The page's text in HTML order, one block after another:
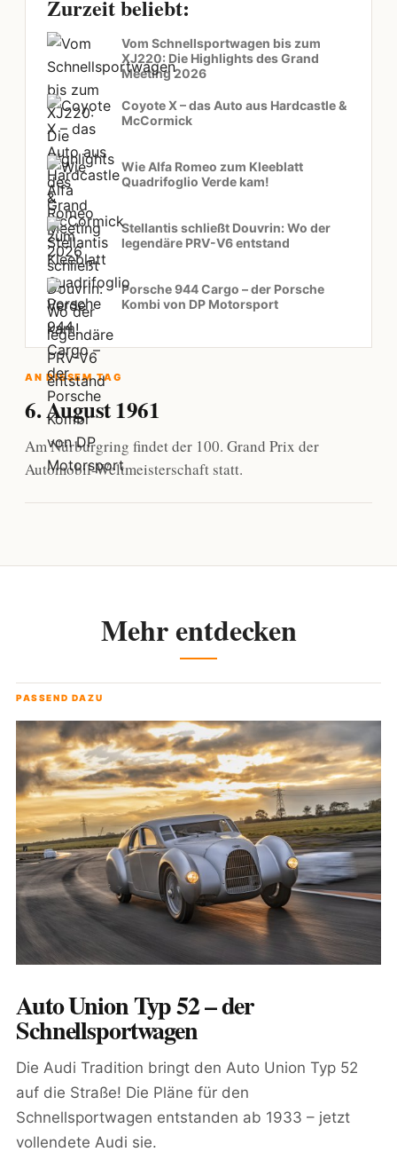
Zurzeit beliebt:
Vom Schnellsportwagen bis zum
XJ220: Die Highlights des Grand
Meeting 2026
Coyote X – das Auto aus Hardcastle &
McCormick
Wie Alfa Romeo zum Kleeblatt
Quadrifoglio Verde kam!
Stellantis schließt Douvrin: Wo der
legendäre PRV-V6 entstand
Porsche 944 Cargo – der Porsche
Kombi von DP Motorsport
AN DIESEM TAG
6. August 1961
Am Nürburgring findet der 100. Grand Prix der
Automobil-Weltmeisterschaft statt.
Mehr entdecken
PASSEND DAZU
Auto Union Typ 52 – der
Schnellsportwagen
Die Audi Tradition bringt den Auto Union Typ 52
auf die Straße! Die Pläne für den
Schnellsportwagen entstanden ab 1933 – jetzt
vollendete Audi sie.